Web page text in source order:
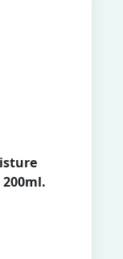
200ml.